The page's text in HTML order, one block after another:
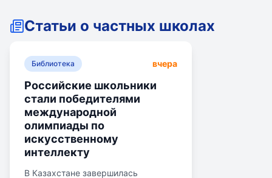
Статьи о частных школах
Библиотека вчера
Российские школьники
стали победителями
международной
олимпиады по
искусственному
интеллекту
В Казахстане завершилась